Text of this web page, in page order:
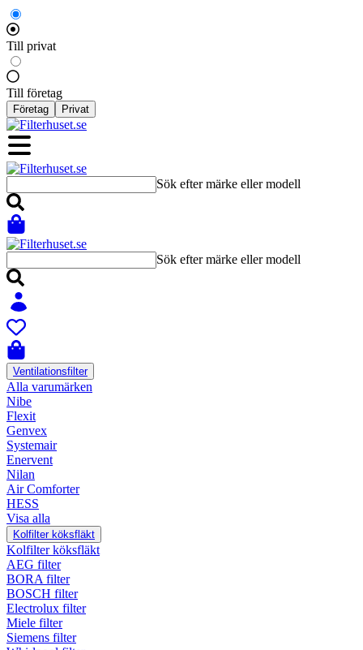
Till privat
Till företag
Företag Privat
Sök efter märke eller modell
Sök efter märke eller modell
Ventilationsfilter
Alla varumärken
Nibe
Flexit
Genvex
Systemair
Enervent
Nilan
Air Comforter
HESS
Visa alla
Kolfilter köksfläkt
Kolfilter köksfläkt
AEG filter
BORA filter
BOSCH filter
Electrolux filter
Miele filter
Siemens filter